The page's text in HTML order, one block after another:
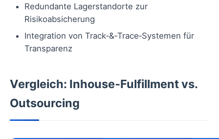
Redundante Lagerstandorte zur
Risikoabsicherung
Integration von Track‑&‑Trace‑Systemen für
Transparenz
Vergleich: Inhouse‑Fulfillment vs.
Outsourcing